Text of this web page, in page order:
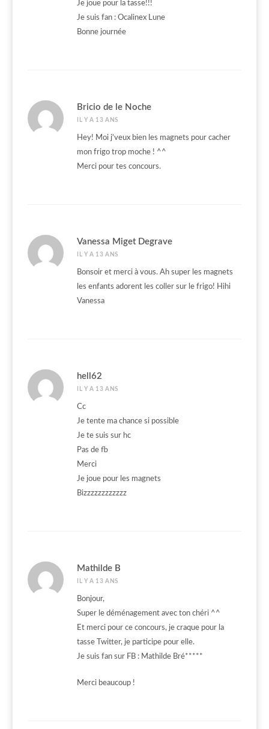
Je joue pour la tasse!!!
Je suis fan : Ocalinex Lune
Bonne journée
Bricio de le Noche
IL Y A 13 ANS
Hey! Moi j’veux bien les magnets pour cacher
mon frigo trop moche ! ^^
Merci pour tes concours.
Vanessa Miget Degrave
IL Y A 13 ANS
Bonsoir et merci à vous. Ah super les magnets
les enfants adorent les coller sur le frigo! Hihi
Vanessa
hell62
IL Y A 13 ANS
Cc
Je tente ma chance si possible
Je te suis sur hc
Pas de fb
Merci
Je joue pour les magnets
Bizzzzzzzzzzzz
Mathilde B
IL Y A 13 ANS
Bonjour,
Super le déménagement avec ton chéri ^^
Et merci pour ce concours, je craque pour la
tasse Twitter, je participe pour elle.
Je suis fan sur FB : Mathilde Bré*****
Merci beaucoup !